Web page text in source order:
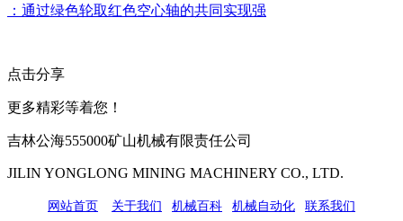
：通过绿色轮取红色空心轴的共同实现强
点击分享
更多精彩等着您！
吉林公海555000矿山机械有限责任公司
JILIN YONGLONG MINING MACHINERY CO., LTD.
网站首页 关于我们 机械百科 机械自动化 联系我们